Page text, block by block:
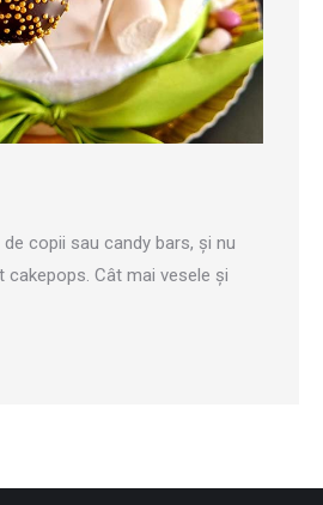
copii sau candy bars, și nu
cakepops. Cât mai vesele și